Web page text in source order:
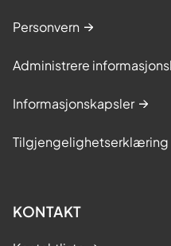
Personvern
Administrere
Informasjonskapsler
Tilgjengelighetserklæring
KONTAKT